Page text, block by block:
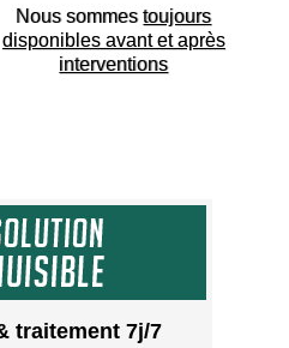
Nous sommestoujours
disponibles avant et après
interventions
traitement 7j/7